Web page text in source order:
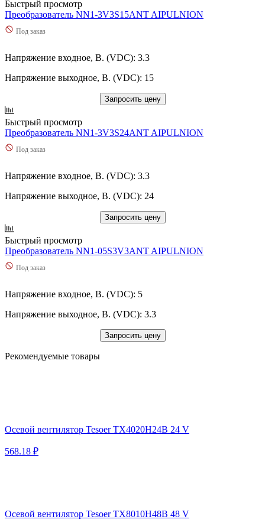
Быстрый просмотр
Преобразователь NN1-3V3S15ANT AIPULNION
Под заказ
Напряжение входное, В. (VDC): 3.3
Напряжение выходное, В. (VDC): 15
Запросить цену
Быстрый просмотр
Преобразователь NN1-3V3S24ANT AIPULNION
Под заказ
Напряжение входное, В. (VDC): 3.3
Напряжение выходное, В. (VDC): 24
Запросить цену
Быстрый просмотр
Преобразователь NN1-05S3V3ANT AIPULNION
Под заказ
Напряжение входное, В. (VDC): 5
Напряжение выходное, В. (VDC): 3.3
Запросить цену
Рекомендуемые товары
Осевой вентилятор Tesoer TX4020H24B 24 V
568.18 ₽
Осевой вентилятор Tesoer TX8010H48B 48 V